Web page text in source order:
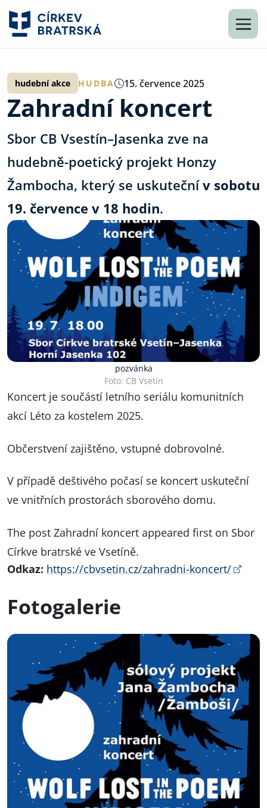
hudební akce HUDBA 15. července 2025
Zahradní koncert
Sbor CB Vsestín–Jasenka zve na
hudebně-poetický projekt Honzy
Žambocha, který se uskutečnív sobotu
19. července v 18 hodin.
pozvánka
Foto: CB Vsetín
Koncert je součástí letního seriálu komunitních
akcí Léto za kostelem 2025.
Občerstvení zajištěno, vstupné dobrovolné.
V případě deštivého počasí se koncert uskuteční
ve vnitřních prostorách sborového domu.
The post Zahradní koncert appeared first on Sbor
Církve bratrské ve Vsetíně.
Odkaz: https://cbvsetin.cz/zahradni-koncert/
Fotogalerie